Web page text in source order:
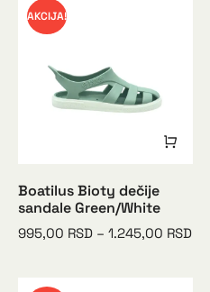
AKCIJA!
Boatilus Bioty dečije
sandale Green/White
995,00 RSD – 1.245,00 RSD